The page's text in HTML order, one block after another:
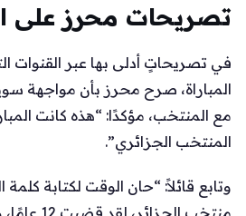
تصريحات محرز على
في تصريحاتٍ أدلى بها عبر القنوات
المباراة، صرح محرز بأن مواجهة
مع المنتخب، مؤكدًا: “هذه كانت
المنتخب الجزائري”.
وتابع قائلاً: “حان الوقت لكتابة
منتخب